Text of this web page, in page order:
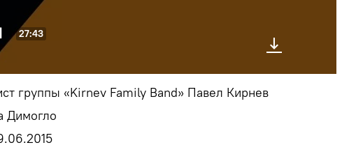
27:43
группы «Kirnev Family Band» Павел Кирнев
Димогло